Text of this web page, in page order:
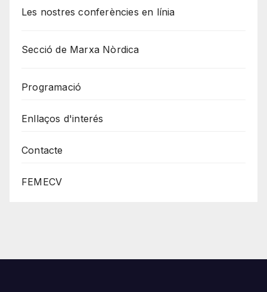
Les nostres conferències en línia
Secció de Marxa Nòrdica
Programació
Enllaços d'interés
Contacte
FEMECV